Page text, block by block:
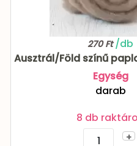
270 Ft/db
Ausztrál/Föld színű
Egység
darab
8 db
+